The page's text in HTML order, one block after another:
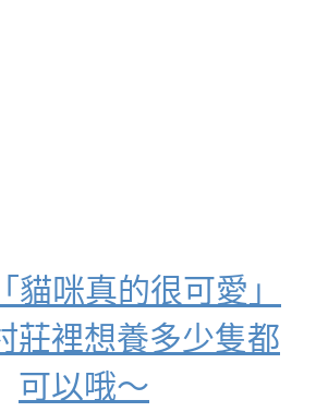
「貓咪真的很可愛」
莊裡想養多少隻都
可以哦～